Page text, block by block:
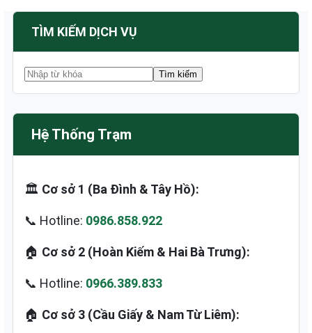
TÌM KIẾM DỊCH VỤ
Hệ Thống Trạm
🏛️ Cơ sở 1 (Ba Đình & Tây Hồ):
📞 Hotline: 0986.858.922
🏠 Cơ sở 2 (Hoàn Kiếm & Hai Bà Trưng):
📞 Hotline: 0966.389.833
🏠 Cơ sở 3 (Cầu Giấy & Nam Từ Liêm):